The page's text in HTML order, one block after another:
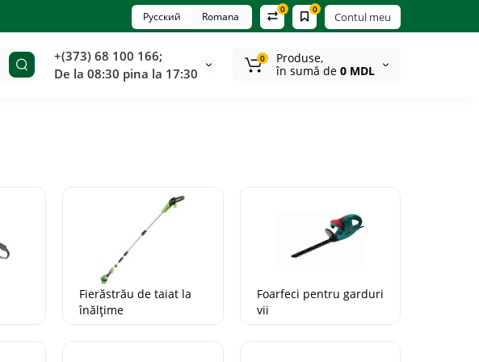
Contul meu
0
0
Русский Romana
+(373) 68 100 166;
De la 08:30 pina la 17:30
0
Produse,
în sumă de 0 MDL
Fierăstrău de taiat la
înălțime
Foarfeci pentru garduri
vii